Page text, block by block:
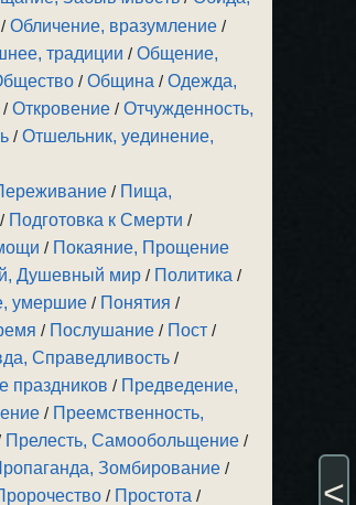
/Обличение, вразумление /
традиции /Общение,
/Община /Одежда,
/Откровение /Отчужденность,
/Отшельник, уединение,
/ Пища,
/ Подготовка к Смерти /
/ Покаяние, Прощение
Душевный мир / Политика /
умершие / Понятия /
/ Послушание / Пост /
Справедливость /
праздников / Предведение,
/ Преемственность,
Прелесть, Самообольщение /
Зомбирование /
/ Простота /
<